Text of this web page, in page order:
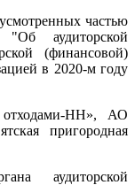
частью
аудиторской
(финансовой)
в 2020-м году
НН», АО
пригородная
аудиторской